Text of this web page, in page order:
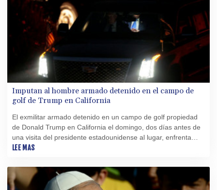
Imputan al hombre armado detenido en el campo de
golf de Trump en California
El exmilitar armado detenido en un campo de golf propiedad
de Donald Trump en California el domingo, dos días antes de
una visita del presidente estadounidense al lugar, enfrenta
cargos federales y debe comparecer este miércoles ante la
LEE MAS